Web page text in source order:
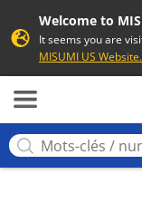
Welcome to
It seems you are
MISUMI US Website.